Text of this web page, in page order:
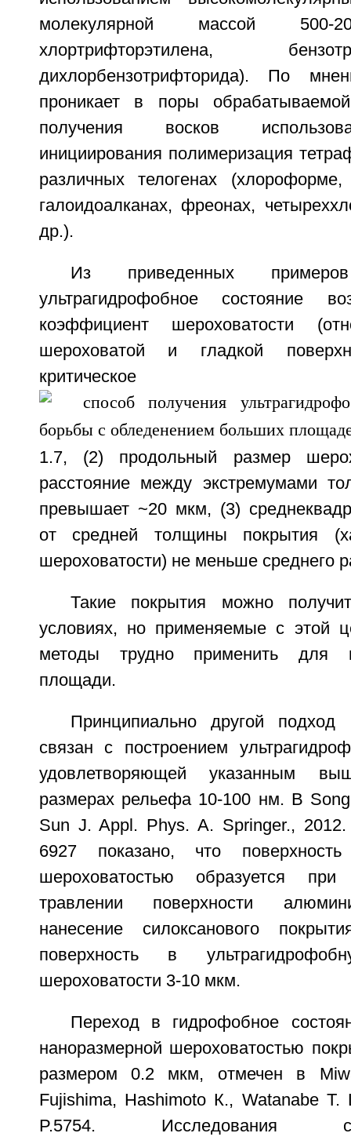
молекулярной массой 500-
хлортрифторэтилена,
дихлорбензотрифторида). По
проникает в поры
получения восков
инициирования полимеризация
различных телогенах (хлороформе,
галоидоалканах, фреонах,
др.).
Из приведенных
ультрагидрофобное состояние
коэффициент шероховатости
шероховатой и гладкой
критическое
1.7, (2) продольный размер
расстояние между экстремумами
превышает ~20 мкм, (3)
от средней толщины покрытия
шероховатости) не меньше среднего
Такие покрытия можно
условиях, но применяемые с этой
методы трудно применить для
площади.
Принципиально другой
связан с построением
удовлетворяющей указанным
размерах рельефа 10-100 нм. В
Sun J. Appl. Phys. A. Springer., 2012.
6927 показано, что
шероховатостью образуется при
травлении поверхности
нанесение силоксанового
поверхность в
шероховатости 3-10 мкм.
Переход в гидрофобное
наноразмерной шероховатостью
размером 0.2 мкм, отмечен в
Fujishima, Hashimoto К., Watanabe T.
P.5754. Исследования